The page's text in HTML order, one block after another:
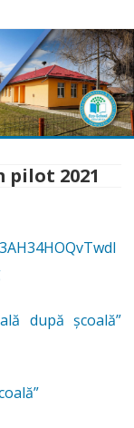
pilot 2021
după școală”